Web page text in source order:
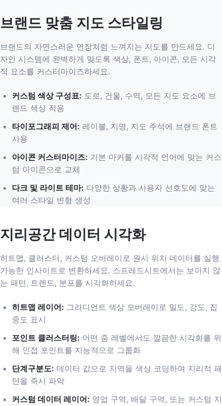
브랜드 맞춤 지도 스타일링
브랜드의 자연스러운 연장처럼 느껴지는 지도를 만드세요. 디
자인 시스템에 완벽하게 맞도록 색상, 폰트, 아이콘, 모든 시각
적 요소를 커스터마이즈하세요.
커스텀 색상 구성표: 도로, 건물, 수역, 모든 지도 요소에 브
랜드 색상 적용
타이포그래피 제어: 레이블, 지명, 지도 주석에 브랜드 폰트
사용
아이콘 커스터마이즈: 기본 마커를 시각적 언어에 맞는 커스
텀 아이콘으로 교체
다크 및 라이트 테마: 다양한 상황과 사용자 선호도에 맞는
여러 스타일 변형 생성
지리공간 데이터 시각화
히트맵, 클러스터, 커스텀 오버레이로 원시 위치 데이터를 실행
가능한 인사이트로 변환하세요. 스프레드시트에서는 보이지 않
는 패턴, 트렌드, 분포를 시각화하세요.
히트맵 레이어: 그라디언트 색상 오버레이로 밀도, 강도, 집
중도 표시
포인트 클러스터링: 어떤 줌 레벨에서도 깔끔한 시각화를 위
해 인접 포인트를 지능적으로 그룹화
단계구분도: 데이터 값으로 지역을 색상 코딩하여 지리적 패
턴을 즉시 파악
커스텀 데이터 레이어: 영업 구역, 배달 구역, 또는 커스텀 지